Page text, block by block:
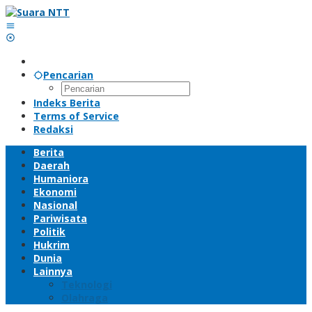
Lewati
ke
konten
Pencarian
Indeks Berita
Terms of Service
Redaksi
Berita
Daerah
Humaniora
Ekonomi
Nasional
Pariwisata
Politik
Hukrim
Dunia
Lainnya
Teknologi
Olahraga